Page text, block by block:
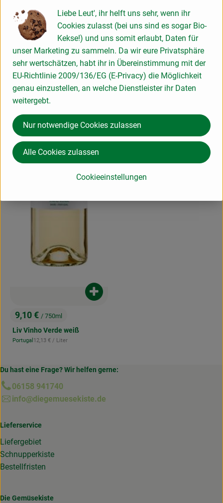
, Preis:
9,10 € / 750ml
Liv Vinho Verde weiß
, Herkunft:
Portugal , Referenzpreis:
12,13 € / Liter
Produkt zum Warenkorb hinzufügen
Du hast eine Frage? Wir helfen gerne:
06158 941740
info@diegemuesekiste.de
Lieferservice
Liefergebiet
Schnupperkiste
Bestellfristen
Die Gemüsekiste
Liebe Leut', ihr helft uns sehr, wenn ihr
Cookies zulasst (bei uns sind es sogar Bio-
Kekse!) und uns somit erlaubt, Daten für
unser Marketing zu sammeln. Da wir eure Privatsphäre
sehr wertschätzen, habt ihr in Übereinstimmung mit der
EU-Richtlinie 2009/136/EG (E-Privacy) die Möglichkeit
genau einzustellen, an welche Dienstleister ihr Daten
weitergebt.
Cookieeinstellungen
Nur notwendige Cookies zulassen
Alle Cookies zulassen